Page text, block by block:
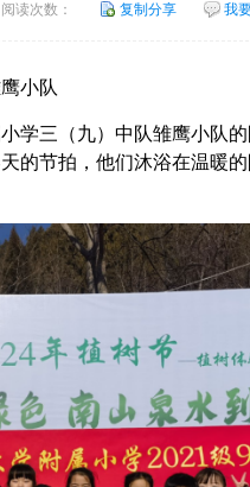
读次数： 复制分享 我
小队
三（九）中队雏鹰小队的
的节拍，他们沐浴在温暖